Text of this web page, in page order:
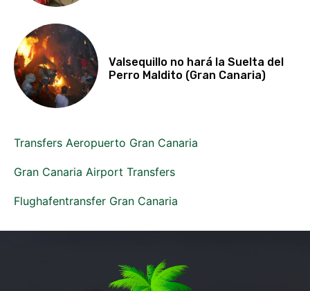
Valsequillo no hará la Suelta del
Perro Maldito (Gran Canaria)
Transfers Aeropuerto Gran Canaria
Gran Canaria Airport Transfers
Flughafentransfer Gran Canaria